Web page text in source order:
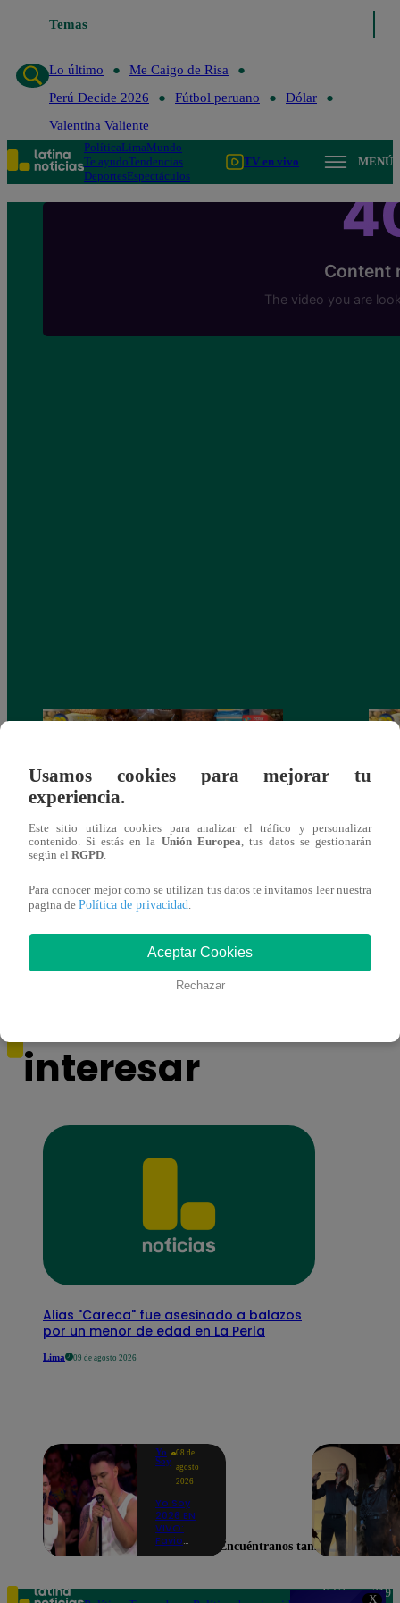
X
Temas
Lo último
Me Caigo de Risa
Perú Decide 2026
Fútbol peruano
Dólar
Valentina Valiente
PolíticaLimaMundo
Te ayudoTendencias
DeportesEspectáculos
TV en vivo MENÚ
del 2022 – Programa completo
del
interesar
Alias "Careca" fue asesinado a balazos
por un menor de edad en La Perla
Lima 09 de agosto 2026
Yo
Soy
08 de
agosto
2026
Yo Soy
2026 EN
VIVO:
Favio
Ricky
Usamos cookies para mejorar tu
experiencia.
Este sitio utiliza cookies para analizar el tráfico y personalizar
contenido. Si estás en la Unión Europea, tus datos se gestionarán
según el RGPD.
Para conocer mejor como se utilizan tus datos te invitamos leer nuestra
pagina de Política de privacidad.
Aceptar Cookies
Rechazar
Encuéntranos también en
Teléfono: 219